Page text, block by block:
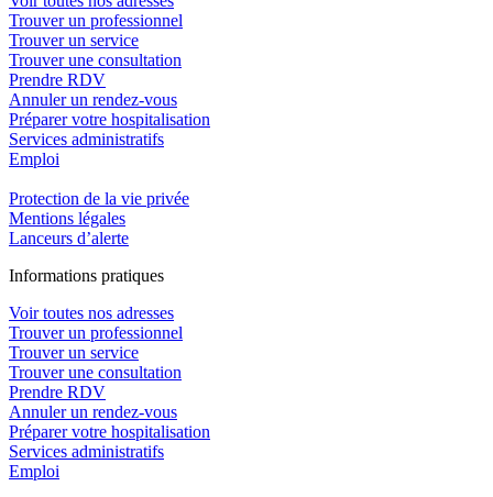
Trouver un professionnel
Trouver un service
Trouver une consultation
Prendre RDV
Annuler un rendez-vous
Préparer votre hospitalisation
Services administratifs
Emploi​
Protection de la vie privée
Mentions légales
Lanceurs d’alerte
Informations pratiques
Voir toutes nos adresses
Trouver un professionnel
Trouver un service
Trouver une consultation
Prendre RDV
Annuler un rendez-vous
Préparer votre hospitalisation
Services administratifs
Emploi​